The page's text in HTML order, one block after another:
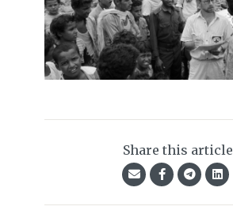
Share this article